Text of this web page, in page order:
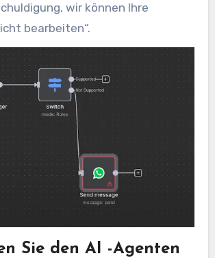
wir können Ihre
bearbeiten“.
Sie den AI -Agenten